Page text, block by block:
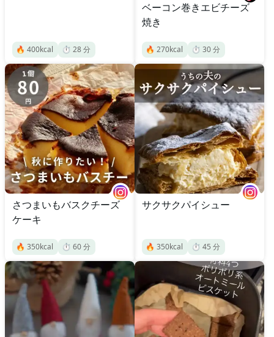
🔥 400kcal ⏱️ 28分
ベーコン巻きエビチーズ
焼き
🔥 270kcal ⏱️ 30分
さつまいもバスクチーズ
ケーキ
🔥 350kcal ⏱️ 60分
サクサクパイシュー
🔥 350kcal ⏱️ 45 分